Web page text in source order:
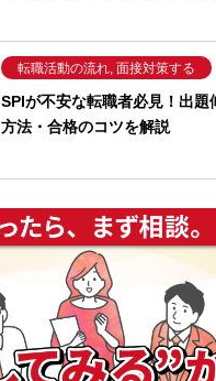
転職活動の流れ, 面接対策する
SPIが不安な転職者必見！出題
方法・合格のコツを解説